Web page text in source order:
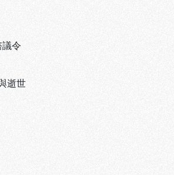
令
逝世